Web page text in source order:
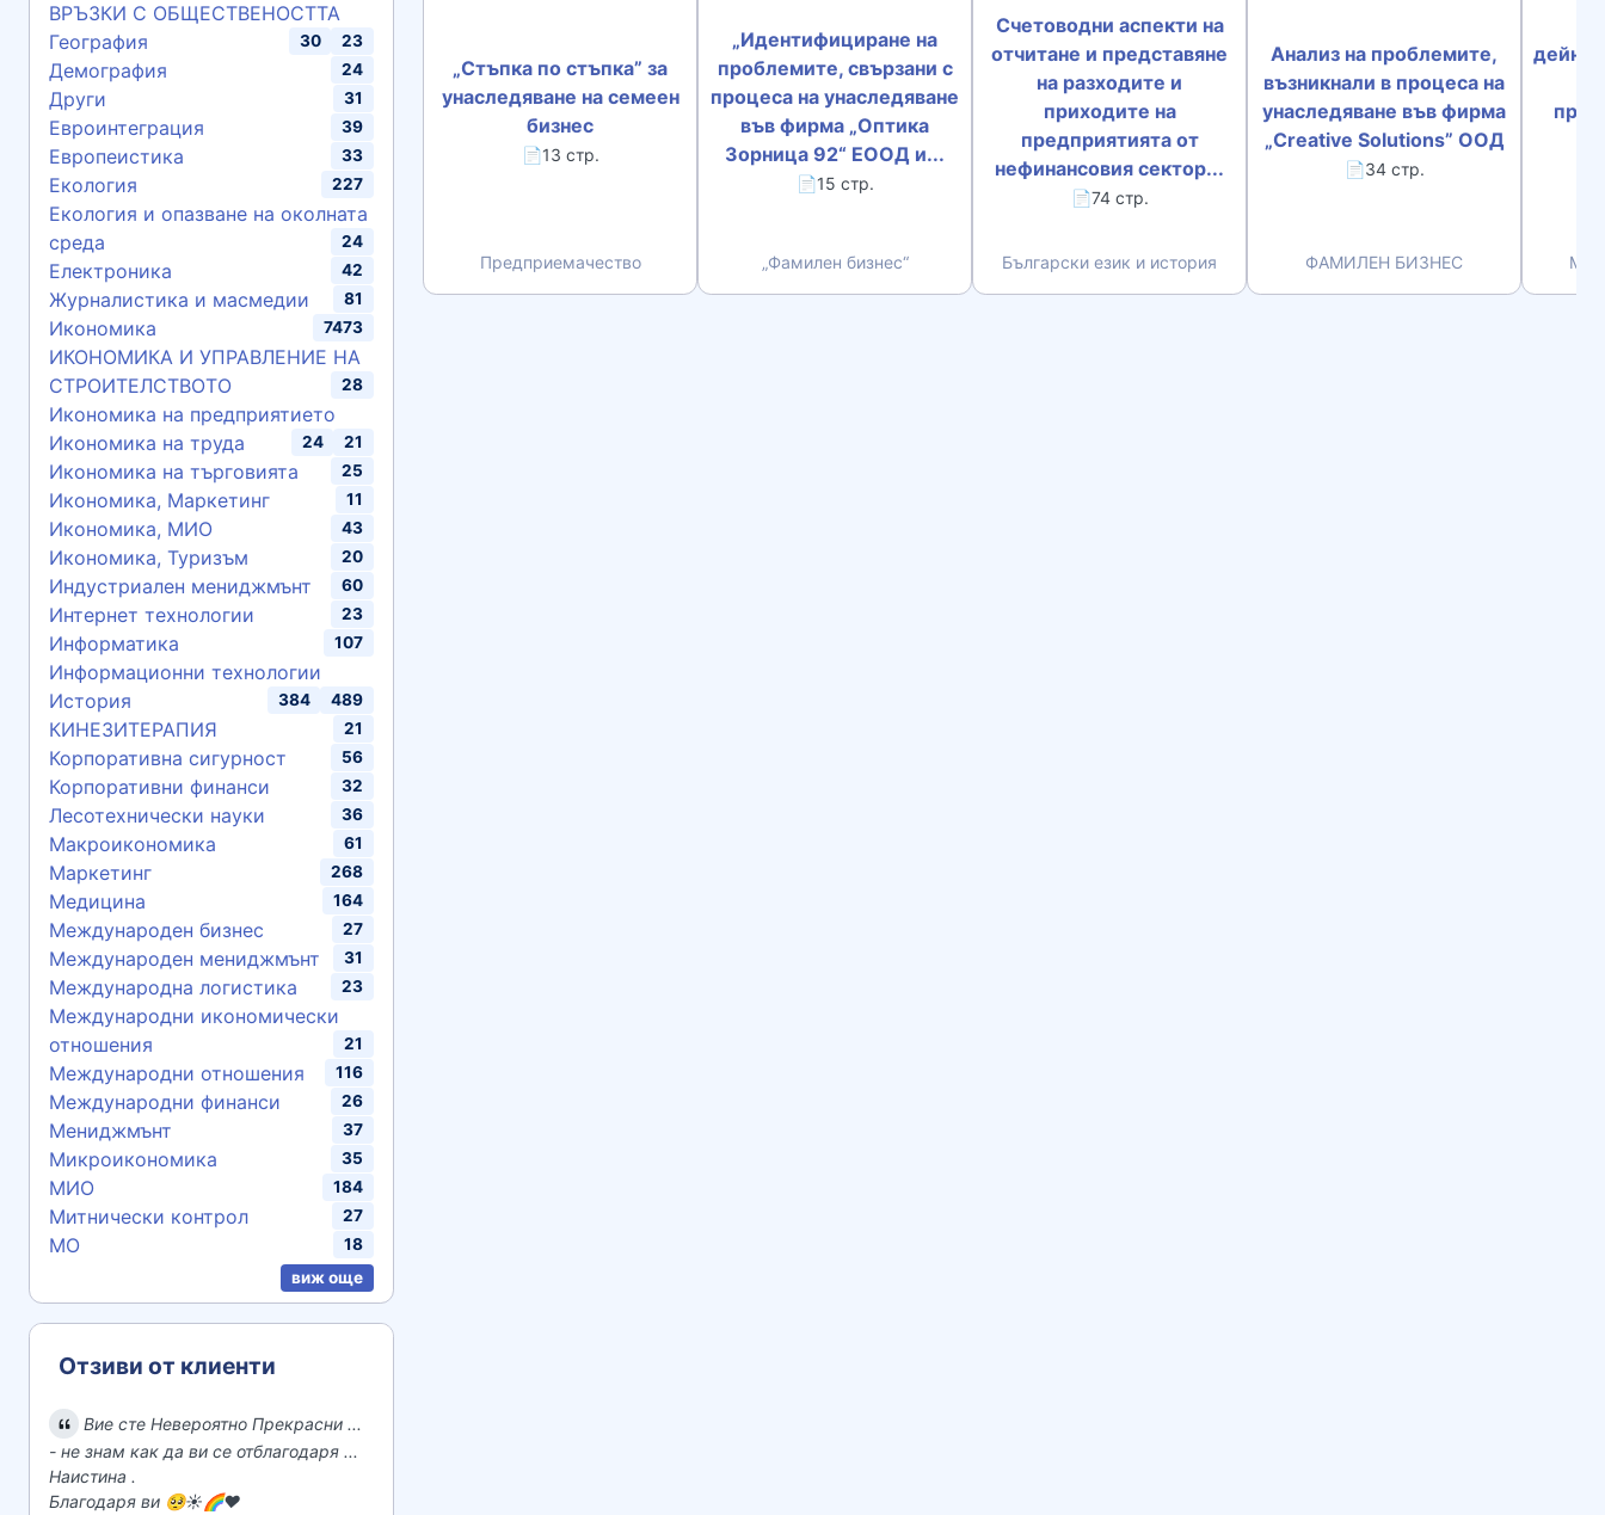
ВРЪЗКИ С ОБЩЕСТВЕНОСТТА
23
География 30
Демография 24
Други 31
Евроинтеграция 39
Европеистика 33
Екология 227
Екология и опазване на околната
среда
24
Електроника 42
Журналистика и масмедии 81
Икономика 7473
ИКОНОМИКА И УПРАВЛЕНИЕ НА
СТРОИТЕЛСТВОТО
28
Икономика на предприятието
21
Икономика на труда 24
Икономика на търговията 25
Икономика, Маркетинг 11
Икономика, МИО 43
Икономика, Туризъм 20
Индустриален мениджмънт 60
Интернет технологии 23
Информатика 107
Информационни технологии
489
История 384
КИНЕЗИТЕРАПИЯ 21
Корпоративна сигурност 56
Корпоративни финанси 32
Лесотехнически науки 36
Макроикономика 61
Маркетинг 268
Медицина 164
Международен бизнес 27
Международен мениджмънт 31
Международна логистика 23
Международни икономически
отношения
21
Международни отношения 116
Международни финанси 26
Мениджмънт 37
Микроикономика 35
МИО 184
Митнически контрол 27
МО
18
виж още
Отзиви от клиенти
Вие сте Невероятно Прекрасни ...
- не знам как да ви се отблагодаря ...
Наистина .
Благодаря ви 🥺☀️🌈♥️
„Стъпка по стъпка” за
унаследяване на семеен
бизнес
📄13 стр.
Предприемачество
„Идентифициране на
проблемите, свързани с
процеса на унаследяване
във фирма „Оптика
Зорница 92“ ЕООД и...
📄15 стр.
„Фамилен бизнес“
Счетоводни аспекти на
отчитане и представяне
на разходите и
приходите на
предприятията от
нефинансовия сектор...
📄74 стр.
Български език и история
Анализ на проблемите,
възникнали в процеса на
унаследяване във фирма
„Creative Solutions” OOД
📄34 стр.
ФАМИЛЕН БИЗНЕС